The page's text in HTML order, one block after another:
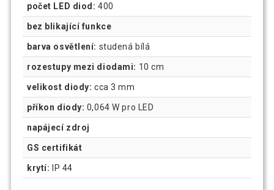
počet LED diod: 400
bez blikající funkce
barva osvětlení: studená bílá
rozestupy mezi diodami: 10 cm
velikost diody: cca 3 mm
příkon diody: 0,064 W pro LED
napájecí zdroj
GS certifikát
krytí: IP 44